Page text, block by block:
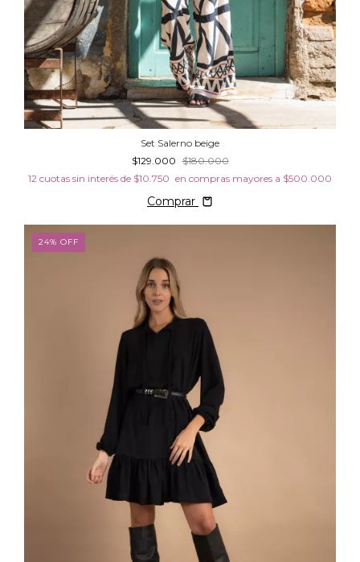
Set Salerno beige
$129.000 $180.000
12 cuotas sin interés de $10.750
Comprar
24% OFF